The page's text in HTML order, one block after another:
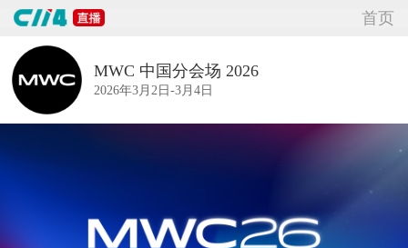
首页
MWC 中国分会场 2026
2026年3月2日-3月4日